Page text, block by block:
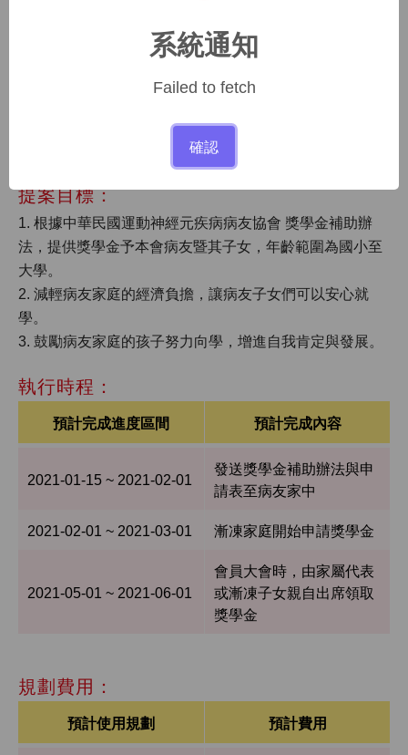
向的童年回憶，並且在學校得不到適當的支持與鼓勵。
弱勢家庭的孩子成長，往往是外界忽略的一環，在課
提案目標：
1. 根據中華民國運動神經元疾病病友協會 獎學金補助辦
法，提供獎學金予本會病友暨其子女，年齡範圍為國小至
大學。
2. 減輕病友家庭的經濟負擔，讓病友子女們可以安心就
學。
3. 鼓勵病友家庭的孩子努力向學，增進自我肯定與發展。
執行時程：
預計完成進度區間 預計完成內容
2021-01-15 ~ 2021-02-01
發送獎學金補助辦法與申
請表至病友家中
2021-02-01 ~ 2021-03-01
漸凍家庭開始申請獎學金
2021-05-01 ~ 2021-06-01
會員大會時，由家屬代表
或漸凍子女親自出席領取
獎學金
規劃費用：
預計使用規劃 預計費用
系統通知
Failed to fetch
確認